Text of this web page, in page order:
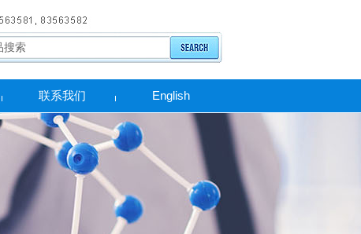
联系我们 English